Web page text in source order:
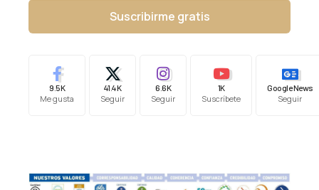
Suscribirme gratis
9.5K
Me gusta
41.4K
Seguir
6.6K
Seguir
1K
Suscríbete
Google News
Seguir